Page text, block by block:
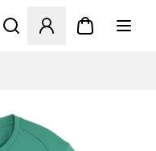
Apre una finestra modale